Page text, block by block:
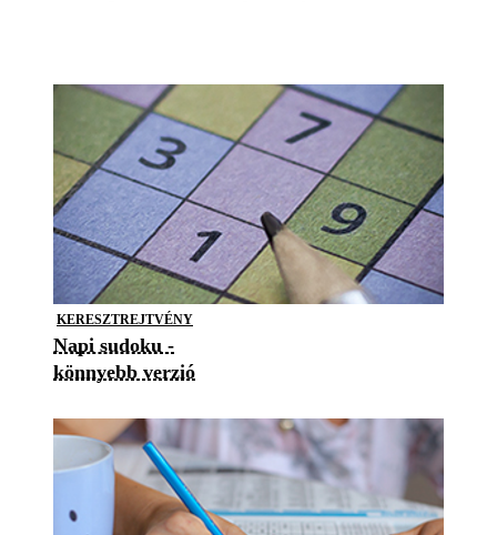
KERESZTREJTVÉNY
Napi sudoku -
könnyebb verzió